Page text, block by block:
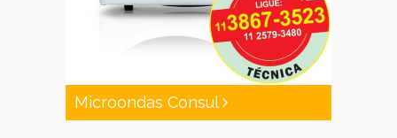
Microondas Consul